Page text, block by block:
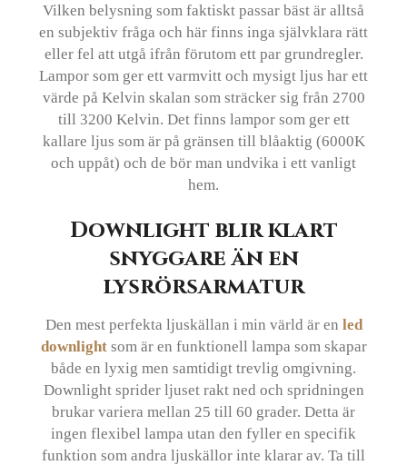
Vilken belysning som faktiskt passar bäst är alltså
en subjektiv fråga och här finns inga självklara rätt
eller fel att utgå ifrån förutom ett par grundregler.
Lampor som ger ett varmvitt och mysigt ljus har ett
värde på Kelvin skalan som sträcker sig från 2700
till 3200 Kelvin. Det finns lampor som ger ett
kallare ljus som är på gränsen till blåaktig (6000K
och uppåt) och de bör man undvika i ett vanligt
hem.
Downlight blir klart
snyggare än en
lysrörsarmatur
Den mest perfekta ljuskällan i min värld är en led
downlightsom är en funktionell lampa som skapar
både en lyxig men samtidigt trevlig omgivning.
Downlight sprider ljuset rakt ned och spridningen
brukar variera mellan 25 till 60 grader. Detta är
ingen flexibel lampa utan den fyller en specifik
funktion som andra ljuskällor inte klarar av. Ta till